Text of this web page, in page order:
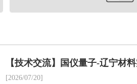
[2026/07/20]